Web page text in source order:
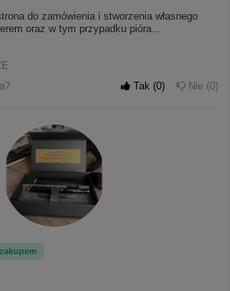
do zamówienia i stworzenia własnego
oraz w tym przypadku pióra...
Tak 0 Nie 0